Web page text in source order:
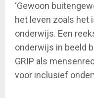
‘Gewoon
het leven zoals het
onderwijs. Een
onderwijs in beeld
GRIP als
voor inclusief